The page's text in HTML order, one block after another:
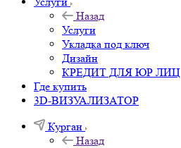
Назад
Услуги
Укладка под ключ
Дизайн
КРЕДИТ ДЛЯ ЮР ЛИЦ
Где купить
3D-ВИЗУАЛИЗАТОР
Курган
Назад